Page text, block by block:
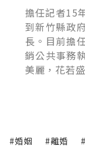
擔任記者15
到新竹縣政
長。目前擔
銷公共事務
美麗，花若
#婚姻 #離婚